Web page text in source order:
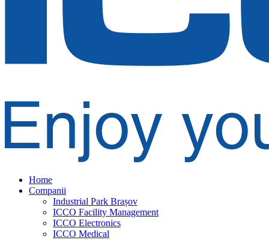
Home
Companii
Industrial Park Brașov
ICCO Facility Management
ICCO Electronics
ICCO Medical